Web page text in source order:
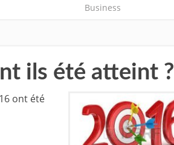
Business
ils été atteint ?
ont été